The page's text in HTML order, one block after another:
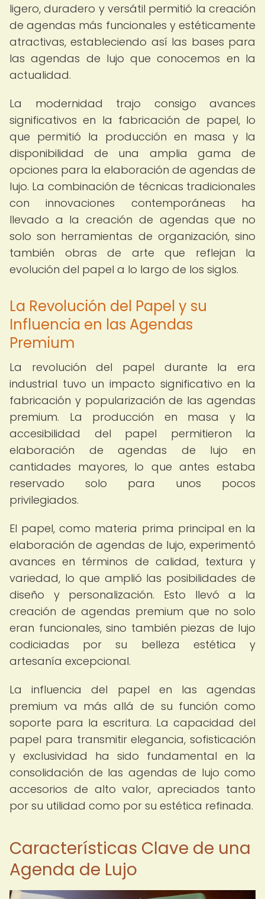
ligero, duradero y versátil permitió la creación
de agendas más funcionales y estéticamente
atractivas, estableciendo así las bases para
las agendas de lujo que conocemos en la
actualidad.
La modernidad trajo consigo avances
significativos en la fabricación de papel, lo
que permitió la producción en masa y la
disponibilidad de una amplia gama de
opciones para la elaboración de agendas de
lujo. La combinación de técnicas tradicionales
con innovaciones contemporáneas ha
llevado a la creación de agendas que no
solo son herramientas de organización, sino
también obras de arte que reflejan la
evolución del papel a lo largo de los siglos.
La Revolución del Papel y su
Influencia en las Agendas
Premium
La revolución del papel durante la era
industrial tuvo un impacto significativo en la
fabricación y popularización de las agendas
premium. La producción en masa y la
accesibilidad del papel permitieron la
elaboración de agendas de lujo en
cantidades mayores, lo que antes estaba
reservado solo para unos pocos
privilegiados.
El papel, como materia prima principal en la
elaboración de agendas de lujo, experimentó
avances en términos de calidad, textura y
variedad, lo que amplió las posibilidades de
diseño y personalización. Esto llevó a la
creación de agendas premium que no solo
eran funcionales, sino también piezas de lujo
codiciadas por su belleza estética y
artesanía excepcional.
La influencia del papel en las agendas
premium va más allá de su función como
soporte para la escritura. La capacidad del
papel para transmitir elegancia, sofisticación
y exclusividad ha sido fundamental en la
consolidación de las agendas de lujo como
accesorios de alto valor, apreciados tanto
por su utilidad como por su estética refinada.
Características Clave de una
Agenda de Lujo